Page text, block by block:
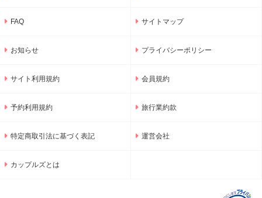
FAQ サイトマップ
お知らせ プライバシーポリシー
サイト利用規約 会員規約
予約利用規約 旅行業約款
特定商取引法に基づく表記 運営会社
カップルズとは